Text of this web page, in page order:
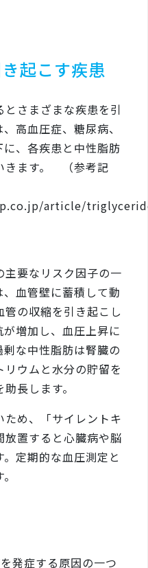
起こす疾患
さまざまな疾患を引
高血圧症、糖尿病、
、各疾患と中性脂肪
ます。
（参考記
article/
要なリスク因子の一
血管壁に蓄積して動
の収縮を引き起こし
増加し、血圧上昇に
な中性脂肪は腎臓の
ウムと水分の貯留を
長します。
め、「サイレントキ
放置すると心臓病や脳
定期的な血圧測定と
発症する原因の一つ